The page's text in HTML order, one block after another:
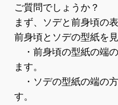
ご質問でしょうか？
まず、ソデと前身頃の
前身頃とソデの型紙を
・前身頃の型紙の端
ます。
・ソデの型紙の端の
す。